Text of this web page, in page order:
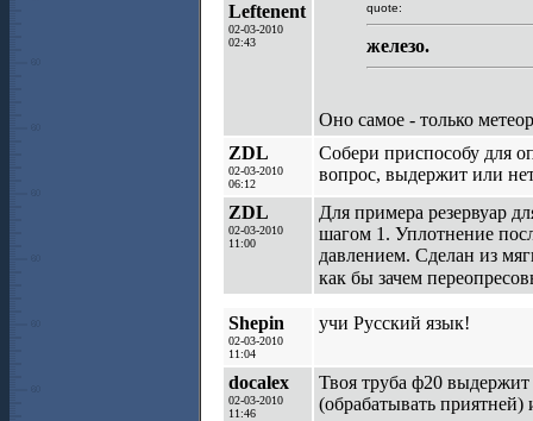
Leftenent
02-03-2010
02:43
quote:
железо.
Оно самое - только
ZDL
02-03-2010
06:12
Собери приспособу для
вопрос, выдержит или
ZDL
02-03-2010
11:00
Для примера резервуар
шагом 1. Уплотнение
давлением. Сделан из
как бы зачем
Shepin
02-03-2010
11:04
учи Русский язык!
docalex
02-03-2010
11:46
Твоя труба ф20
(обрабатывать